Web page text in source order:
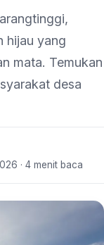
hijau yang
mata. Temukan
desa
· 4 menit baca